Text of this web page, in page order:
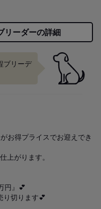
リーダーの詳細
ブリーデ
お得プライスでお迎えでき
上がります。
円』💕
り切ります💕